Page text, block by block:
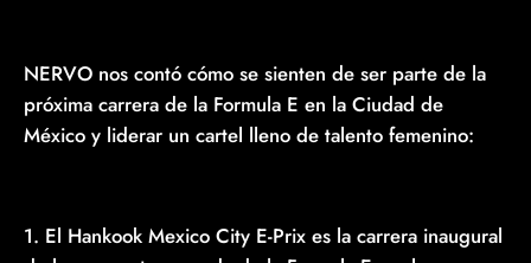
NERVO nos contó cómo se sienten de ser parte de la
próxima carrera de la Formula E en la Ciudad de
México y liderar un cartel lleno de talento femenino:
1. El Hankook Mexico City E-Prix es la carrera inaugural